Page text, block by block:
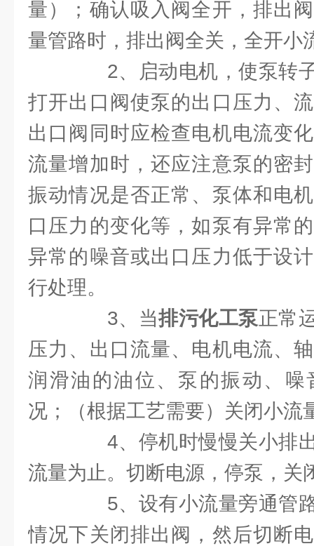
量）；确认吸入阀全开，排出
量管路时，排出阀全关，全开小
2、启动电机，使泵转子
打开出口阀使泵的出口压力、
出口阀同时应检查电机电流变
流量增加时，还应注意泵的密
振动情况是否正常、泵体和电
口压力的变化等，如泵有异常
异常的噪音或出口压力低于设
行处理。
3、当排污化工泵正常
压力、出口流量、电机电流、
润滑油的油位、泵的振动、噪
况；（根据工艺需要）关闭小流
4、停机时慢慢关小排出
流量为止。切断电源，停泵，关
5、设有小流量旁通管路
情况下关闭排出阀，然后切断